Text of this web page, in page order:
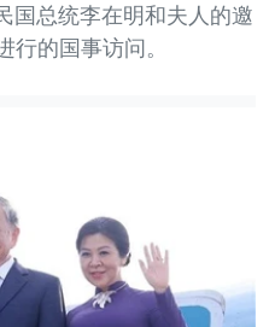
国总统李在明和夫人的邀
行的国事访问。